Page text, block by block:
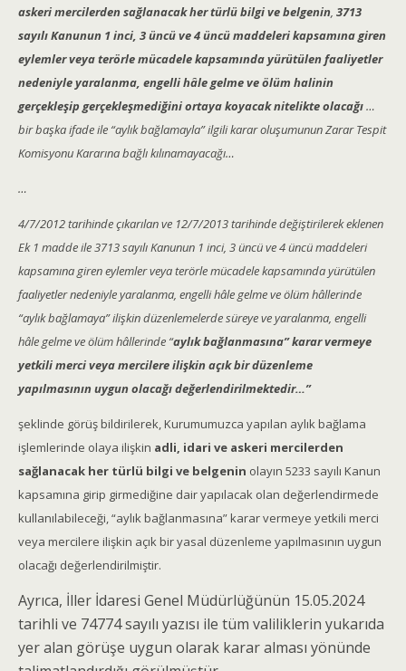
askeri mercilerden sağlanacak her türlü bilgi ve belgenin, 3713
sayılı Kanunun 1 inci, 3 üncü ve 4 üncü maddeleri kapsamına giren
eylemler veya terörle mücadele kapsamında yürütülen faaliyetler
nedeniyle yaralanma, engelli hâle gelme ve ölüm halinin
gerçekleşip gerçekleşmediğini ortaya koyacak nitelikte olacağı…
bir başka ifade ile “aylık bağlamayla” ilgili karar oluşumunun Zarar Tespit
Komisyonu Kararına bağlı kılınamayacağı…
…
4/7/2012 tarihinde çıkarılan ve 12/7/2013 tarihinde değiştirilerek eklenen
Ek 1 madde ile 3713 sayılı Kanunun 1 inci, 3 üncü ve 4 üncü maddeleri
kapsamına giren eylemler veya terörle mücadele kapsamında yürütülen
faaliyetler nedeniyle yaralanma, engelli hâle gelme ve ölüm hâllerinde
“aylık bağlamaya” ilişkin düzenlemelerde süreye ve yaralanma, engelli
hâle gelme ve ölüm hâllerinde “aylık bağlanmasına” karar vermeye
yetkili merci veya mercilere ilişkin açık bir düzenleme
yapılmasının uygun olacağı değerlendirilmektedir…”
şeklinde görüş bildirilerek, Kurumumuzca yapılan aylık bağlama
işlemlerinde olaya ilişkin adli, idari ve askeri mercilerden
sağlanacak her türlü bilgi ve belgenin olayın 5233 sayılı Kanun
kapsamına girip girmediğine dair yapılacak olan değerlendirmede
kullanılabileceği, “aylık bağlanmasına” karar vermeye yetkili merci
veya mercilere ilişkin açık bir yasal düzenleme yapılmasının uygun
olacağı değerlendirilmiştir.
Ayrıca, İller İdaresi Genel Müdürlüğünün 15.05.2024
tarihli ve 74774 sayılı yazısı ile tüm valiliklerin yukarıda
yer alan görüşe uygun olarak karar alması yönünde